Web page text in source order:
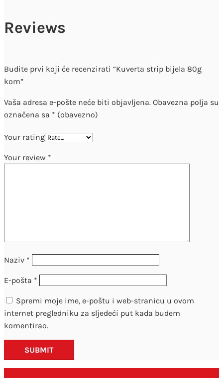
Reviews
Budite prvi koji će recenzirati “Kuverta strip bijela 80g
kom”
Vaša adresa e-pošte neće biti objavljena. Obavezna polja su
označena sa * (obavezno)
Your rating
Your review *
Naziv *
E-pošta *
Spremi moje ime, e-poštu i web-stranicu u ovom
internet pregledniku za sljedeći put kada budem
komentirao.
SUBMIT